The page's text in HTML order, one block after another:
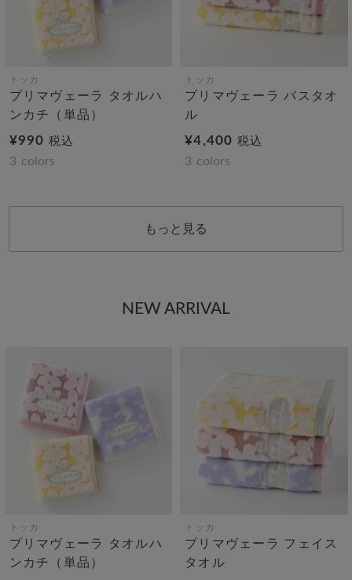
トッカ
プリマヴェーラ タオルハ
ンカチ（単品）
¥990 税込
3 colors
トッカ
プリマヴェーラ バスタオ
ル
¥4,400 税込
3 colors
もっと見る
NEW ARRIVAL
トッカ
プリマヴェーラ タオルハ
ンカチ（単品）
トッカ
プリマヴェーラ フェイス
タオル